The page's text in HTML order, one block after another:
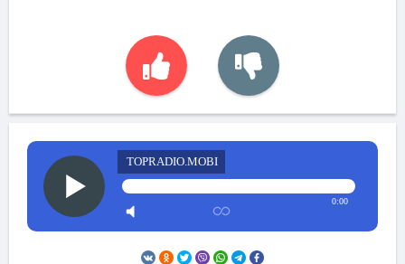
TOPRADIO.MOBI
0:00